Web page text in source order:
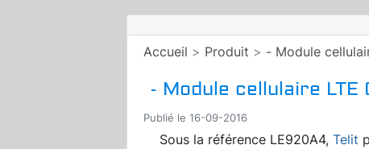
Accueil > Produit > - Module
- Module cellulaire LTE
Publié le 16-09-2016
Sous la référence LE920A4, Telit